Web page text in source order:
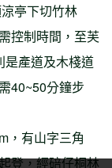
亭下切竹林
控制時間，至芙
是產道及木棧道
40~50分鐘步
，有山字三角
登，經碚仔桐林